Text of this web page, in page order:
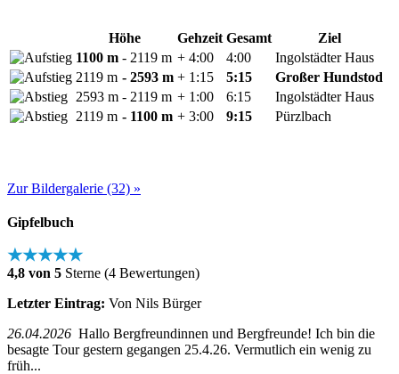
Höhe Gehzeit Gesamt
Ziel
1100 m - 2119 m + 4:00 4:00
Ingolstädter Haus
2119 m - 2593 m + 1:15 5:15
Großer Hundstod
2593 m - 2119 m + 1:00 6:15
Ingolstädter Haus
2119 m - 1100 m + 3:00 9:15 Pürzlbach
Zur Bildergalerie (32) »
Gipfelbuch
★★★★★
4,8 von 5 Sterne (4 Bewertungen)
Letzter Eintrag: Von Nils Bürger
26.04.2026 Hallo Bergfreundinnen und Bergfreunde! Ich bin die
besagte Tour gestern gegangen 25.4.26. Vermutlich ein wenig zu
früh...